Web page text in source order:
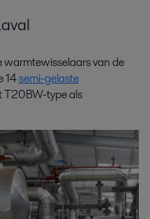
warmtewisselaars van de
14semi-gelaste
T20BW-type als